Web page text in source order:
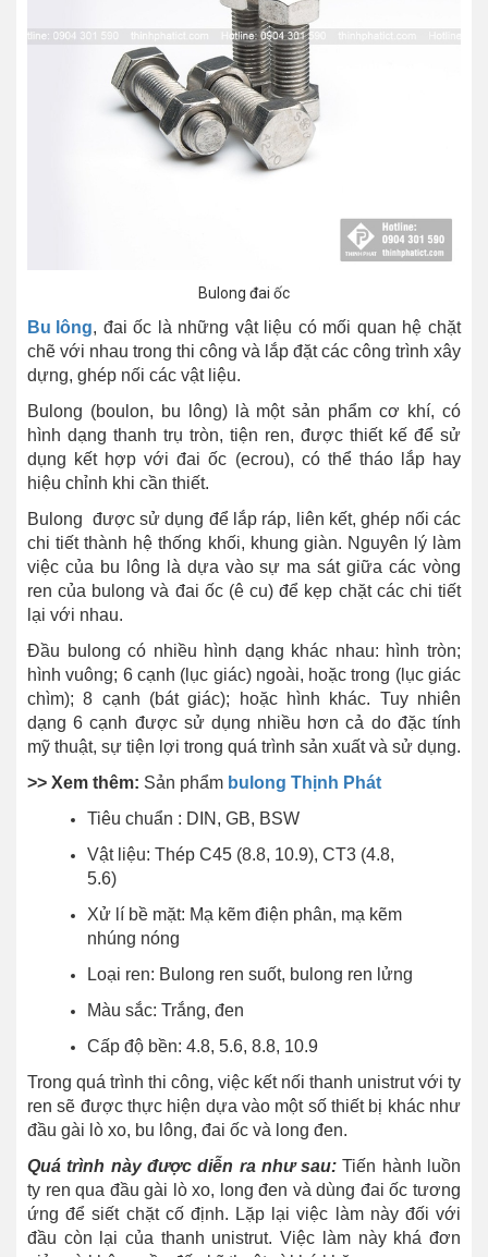
Bulong đai ốc
Bu lông, đai ốc là những vật liệu có mối quan hệ chặt
chẽ với nhau trong thi công và lắp đặt các công trình xây
dựng, ghép nối các vật liệu.
Bulong (boulon, bu lông) là một sản phẩm cơ khí, có
hình dạng thanh trụ tròn, tiện ren, được thiết kế để sử
dụng kết hợp với đai ốc (ecrou), có thể tháo lắp hay
hiệu chỉnh khi cần thiết.
Bulong được sử dụng để lắp ráp, liên kết, ghép nối các
chi tiết thành hệ thống khối, khung giàn. Nguyên lý làm
việc của bu lông là dựa vào sự ma sát giữa các vòng
ren của bulong và đai ốc (ê cu) để kẹp chặt các chi tiết
lại với nhau.
Đầu bulong có nhiều hình dạng khác nhau: hình tròn;
hình vuông; 6 cạnh (lục giác) ngoài, hoặc trong (lục giác
chìm); 8 cạnh (bát giác); hoặc hình khác. Tuy nhiên
dạng 6 cạnh được sử dụng nhiều hơn cả do đặc tính
mỹ thuật, sự tiện lợi trong quá trình sản xuất và sử dụng.
>> Xem thêm: Sản phẩm bulong Thịnh Phát
Tiêu chuẩn : DIN, GB, BSW
Vật liệu: Thép C45 (8.8, 10.9), CT3 (4.8,
5.6)
Xử lí bề mặt: Mạ kẽm điện phân, mạ kẽm
nhúng nóng
Loại ren: Bulong ren suốt, bulong ren lửng
Màu sắc: Trắng, đen
Cấp độ bền: 4.8, 5.6, 8.8, 10.9
Trong quá trình thi công, việc kết nối thanh unistrut với ty
ren sẽ được thực hiện dựa vào một số thiết bị khác như
đầu gài lò xo, bu lông, đai ốc và long đen.
Quá trình này được diễn ra như sau: Tiến hành luồn
ty ren qua đầu gài lò xo, long đen và dùng đai ốc tương
ứng để siết chặt cố định. Lặp lại việc làm này đối với
đầu còn lại của thanh unistrut. Việc làm này khá đơn